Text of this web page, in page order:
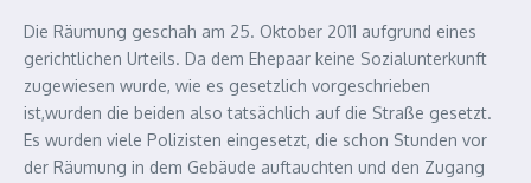
Die Räumung geschah am 25. Oktober 2011 aufgrund eines
gerichtlichen Urteils. Da dem Ehepaar keine Sozialunterkunft
zugewiesen wurde, wie es gesetzlich vorgeschrieben
ist,wurden die beiden also tatsächlich auf die Straße gesetzt.
Es wurden viele Polizisten eingesetzt, die schon Stunden vor
der Räumung in dem Gebäude auftauchten und den Zugang